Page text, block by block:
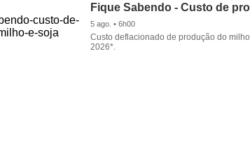
Fique Sabendo - Custo de
5 ago. • 6h00
Custo deflacionado de produção do
2026*.